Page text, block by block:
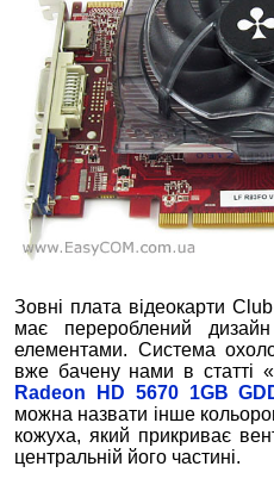
Зовні плата відеокарти
має перероблений
елементами. Система
вже бачену нами в статті «
Radeon HD 5670 1GB
можна назвати інше
кожуха, який прикриває
центральній його частині.